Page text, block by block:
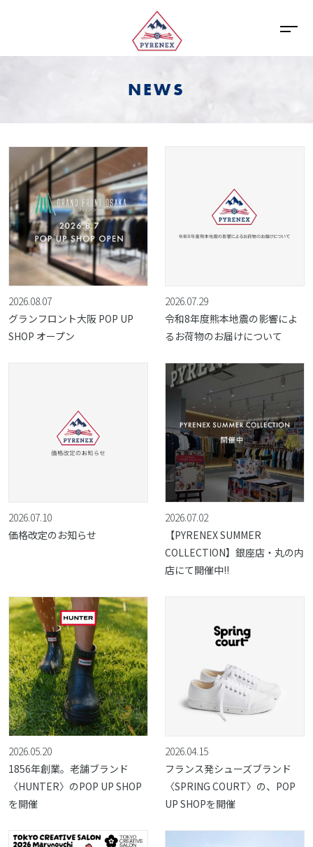
NEWS
2026.08.07
グランフロント大阪 POP UP
SHOP オープン
2026.07.29
令和8年度熊本地震の影響によ
るお荷物のお届けについて
2026.07.10
価格改定のお知らせ
2026.07.02
【PYRENEX SUMMER
COLLECTION】銀座店・丸の内
店にて開催中!!
2026.05.20
1856年創業。老舗ブランド
〈HUNTER〉のPOP UP SHOP
を開催
2026.04.15
フランス発シューズブランド
〈SPRING COURT〉の、POP
UP SHOPを開催